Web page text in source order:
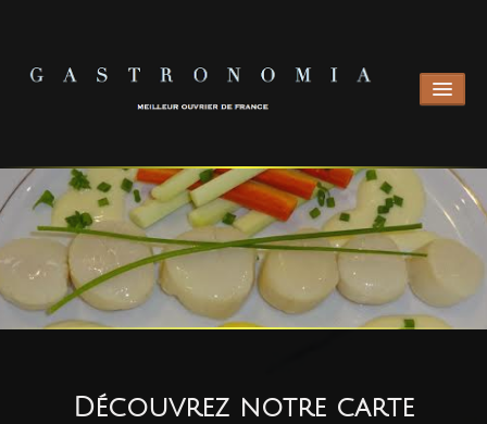
ACCUEIL
CARTE AUTOMNE 2026
CONTACT
Découvrez notre carte